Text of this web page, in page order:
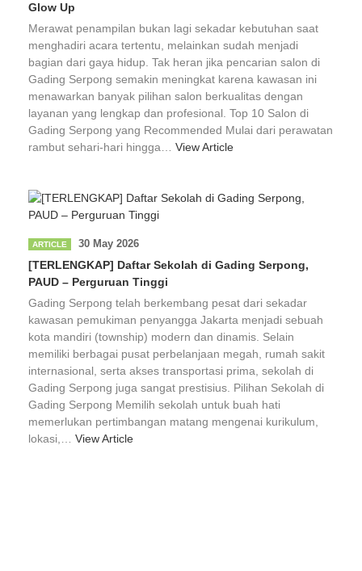
Glow Up
Merawat penampilan bukan lagi sekadar kebutuhan saat
menghadiri acara tertentu, melainkan sudah menjadi
bagian dari gaya hidup. Tak heran jika pencarian salon di
Gading Serpong semakin meningkat karena kawasan ini
menawarkan banyak pilihan salon berkualitas dengan
layanan yang lengkap dan profesional. Top 10 Salon di
Gading Serpong yang Recommended Mulai dari perawatan
rambut sehari-hari hingga… View Article
ARTICLE 30 May 2026
[TERLENGKAP] Daftar Sekolah di Gading Serpong,
PAUD – Perguruan Tinggi
Gading Serpong telah berkembang pesat dari sekadar
kawasan pemukiman penyangga Jakarta menjadi sebuah
kota mandiri (township) modern dan dinamis. Selain
memiliki berbagai pusat perbelanjaan megah, rumah sakit
internasional, serta akses transportasi prima, sekolah di
Gading Serpong juga sangat prestisius. Pilihan Sekolah di
Gading Serpong Memilih sekolah untuk buah hati
memerlukan pertimbangan matang mengenai kurikulum,
lokasi,… View Article